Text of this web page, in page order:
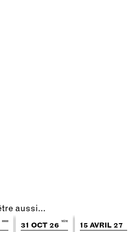
aussi…
HUMOUR 31 OCT 26 THÉÂTRE 15 AVRIL 27